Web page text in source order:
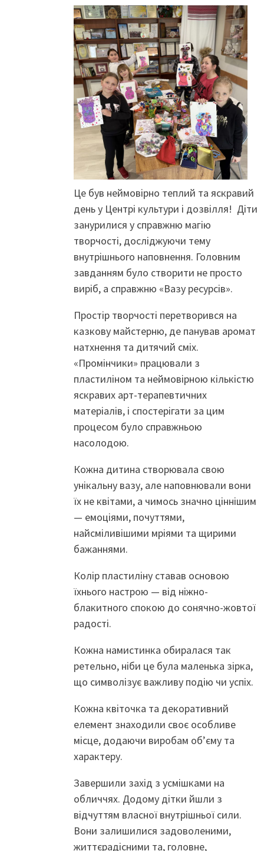
Це був неймовірно теплий та яскравий
день у Центрі культури і дозвілля! Діти
занурилися у справжню магію
творчості, досліджуючи тему
внутрішнього наповнення. Головним
завданням було створити не просто
виріб, а справжню «Вазу ресурсів».
Простір творчості перетворився на
казкову майстерню, де панував аромат
натхнення та дитячий сміх.
«Промінчики» працювали з
пластиліном та неймовірною кількістю
яскравих арт-терапевтичних
матеріалів, і спостерігати за цим
процесом було справжньою
насолодою.
Кожна дитина створювала свою
унікальну вазу, але наповнювали вони
їх не квітами, а чимось значно ціннішим
— емоціями, почуттями,
найсміливішими мріями та щирими
бажаннями.
Колір пластиліну ставав основою
їхнього настрою — від ніжно-
блакитного спокою до сонячно-жовтої
радості.
Кожна намистинка обиралася так
ретельно, ніби це була маленька зірка,
що символізує важливу подію чи успіх.
Кожна квіточка та декоративний
елемент знаходили своє особливе
місце, додаючи виробам об’єму та
характеру.
Завершили захід з усмішками на
обличчях. Додому дітки йшли з
відчуттям власної внутрішньої сили.
Вони залишилися задоволеними,
життєрадісними та, головне,